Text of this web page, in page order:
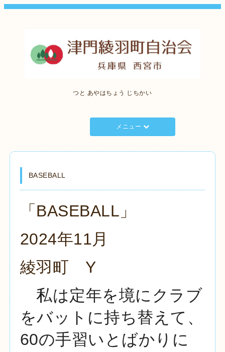
つと あやはちょう じちかい
メニュー
BASEBALL
「BASEBALL」
2024年11月
綾羽町 Y
私は定年を境にクラブ
をバットに持ち替えて、
60の手習いとばかりに